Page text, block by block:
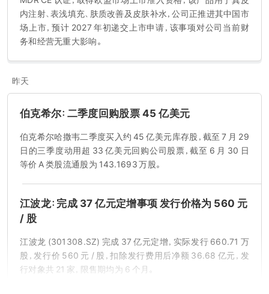
内注射、表浅填充、肤质改善及皮肤补水，公司正推进其中国市
场上市，预计 2027 年初递交上市申请，该事项对公司当前财
务和经营无重大影响。
昨天
伯克希尔：二季度回购股票 45 亿美元
伯克希尔哈撒韦二季度买入约 45 亿美元库存股，截至 7 月 29
日的三季度动用超 33 亿美元回购公司股票，截至 6 月 30 日
等价 A 类股流通股为 143.1693 万股。
江波龙：完成 37 亿元定增事项 发行价格为 560 元
/ 股
江波龙 (301308.SZ) 完成 37 亿元定增，实际发行 660.71 万
股，发行价 560 元 / 股，扣除发行费用后净额 36.68 亿元，发
行对象共 21 家，限售期均为 6 个月。